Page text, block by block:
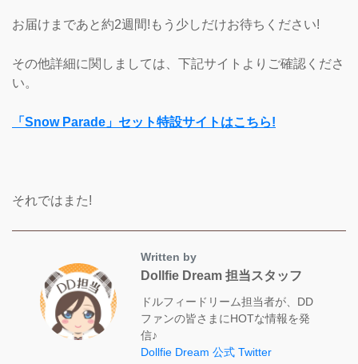
お届けまであと約2週間!もう少しだけお待ちください!
その他詳細に関しましては、下記サイトよりご確認くださ
い。
「Snow Parade」セット特設サイトはこちら!
それではまた!
Written by
Dollfie Dream 担当スタッフ
ドルフィードリーム担当者が、DD
ファンの皆さまにHOTな情報を発
信♪
Dollfie Dream 公式 Twitter